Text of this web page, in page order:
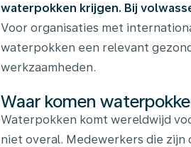
waterpokken krijgen. Bij
Voor organisaties met
waterpokken een relevant
werkzaamheden.
Waar komen
Waterpokken komt wereldwijd
niet overal. Medewerkers die